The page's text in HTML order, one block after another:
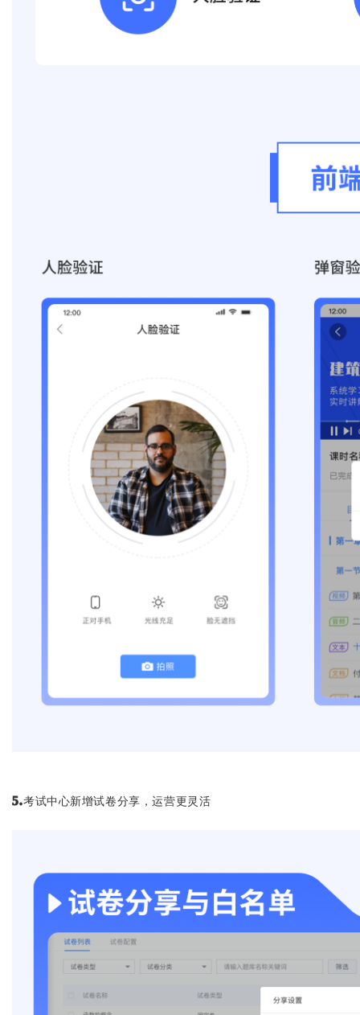
5.考试中心新增试卷分享，运营更灵活